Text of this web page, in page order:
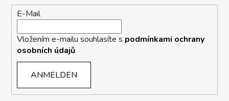
E-Mail
Vložením e-mailu souhlasíte s podmínkami ochrany
osobních údajů
ANMELDEN